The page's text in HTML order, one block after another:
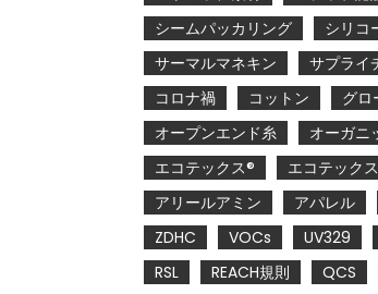
シームパッカリング
シリコ
サーマルマネキン
サプライ
コロナ禍
コットン グロ
オープンエンド糸
オーガニ
エコテックス®
エコテックス
アリールアミン
アパレル
ZDHC
VOCs UV329
RSL
REACH規則 QCS